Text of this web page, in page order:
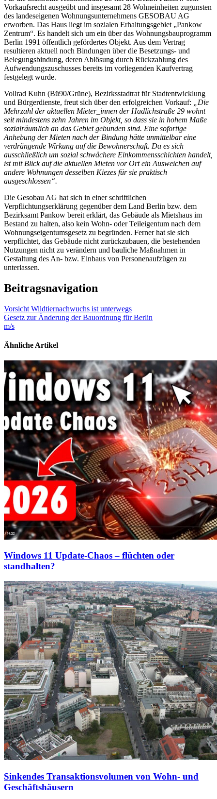
Vorkaufsrecht ausgeübt und insgesamt 28 Wohneinheiten zugunsten
des landeseigenen Wohnungsunternehmens GESOBAU AG
erworben. Das Haus liegt im sozialen Erhaltungsgebiet „Pankow
Zentrum“. Es handelt sich um ein über das Wohnungsbauprogramm
Berlin 1991 öffentlich gefördertes Objekt. Aus dem Vertrag
resultieren aktuell noch Bindungen über die Besetzungs- und
Belegungsbindung, deren Ablösung durch Rückzahlung des
Aufwendungszuschusses bereits im vorliegenden Kaufvertrag
festgelegt wurde.
Vollrad Kuhn (Bü90/Grüne), Bezirksstadtrat für Stadtentwicklung
und Bürgerdienste, freut sich über den erfolgreichen Vorkauf:
„Die
Mehrzahl der aktuellen Mieter_innen der Hadlichstraße 29 wohnt
seit mindestens zehn Jahren im Objekt, so dass sie in hohem Maße
sozialräumlich an das Gebiet gebunden sind. Eine sofortige
Anhebung der Mieten nach der Bindung hätte unmittelbar eine
verdrängende Wirkung auf die Bewohnerschaft. Da es sich
ausschließlich um sozial schwächere Einkommensschichten handelt,
ist mit Blick auf die aktuellen Mieten vor Ort ein Ausweichen auf
andere Wohnungen desselben Kiezes für sie praktisch
ausgeschlossen“.
Die Gesobau AG hat sich in einer schriftlichen
Verpflichtungserklärung gegenüber dem Land Berlin bzw. dem
Bezirksamt Pankow bereit erklärt, das Gebäude als Mietshaus im
Bestand zu halten, also kein Wohn- oder Teileigentum nach dem
Wohnungseigentumsgesetz zu begründen. Ferner hat sie sich
verpflichtet, das Gebäude nicht zurückzubauen, die bestehenden
Nutzungen nicht zu verändern und bauliche Maßnahmen in
Gestaltung des An- bzw. Einbaus von Personenaufzügen zu
unterlassen.
Beitragsnavigation
Vorsicht Wildtiernachwuchs ist unterwegs
Gesetz zur Änderung der Bauordnung für Berlin
m/s
Ähnliche Artikel
Windows 11 Update-Chaos – flüchten oder
standhalten?
Sinkendes Transaktionsvolumen von Wohn- und
Geschäftshäusern